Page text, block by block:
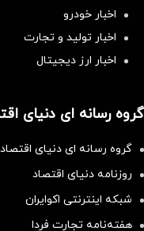
اخبار خودرو
اخبار تولید و تجارت
اخبار ارز دیجیتال
گروه رسانه ای دنیای
گروه رسانه ای دنیای اقتصاد
روزنامه دنیای اقتصاد
شبکه اینترنتی اکوایران
هفته‌نامه تجارت فردا